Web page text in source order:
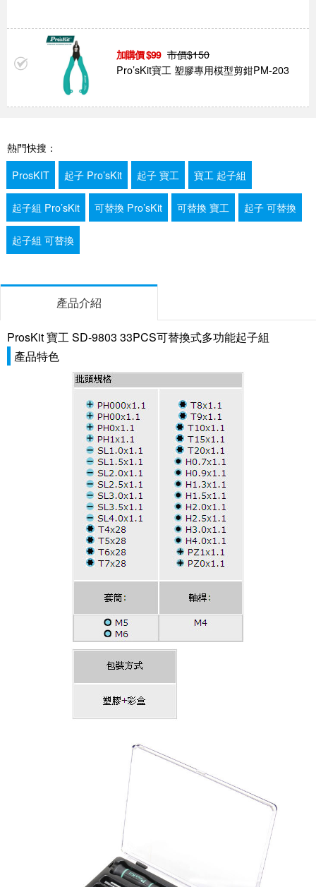
99 市價$150
Pro’sKit寶工 塑膠專用模型剪鉗PM-203
熱門快搜：
ProsKIT
起子 Pro’sKit 起子 寶工 寶工 起子組
起子組 Pro’sKit 可替換 Pro’sKit 可替換 寶工 起子 可替換
起子組 可替換
產品介紹
ProsKit 寶工 SD-9803 33PCS可替換式多功能起子組
產品特色